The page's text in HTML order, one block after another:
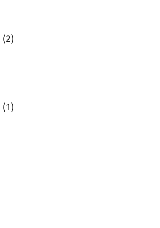
(2)
(1)